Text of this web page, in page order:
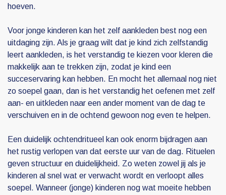
hoeven.
Voor jonge kinderen kan het zelf aankleden best nog een
uitdaging zijn. Als je graag wilt dat je kind zich zelfstandig
leert aankleden, is het verstandig te kiezen voor kleren die
makkelijk aan te trekken zijn, zodat je kind een
succeservaring kan hebben. En mocht het allemaal nog niet
zo soepel gaan, dan is het verstandig het oefenen met zelf
aan- en uitkleden naar een ander moment van de dag te
verschuiven en in de ochtend gewoon nog even te helpen.
Een duidelijk ochtendritueel kan ook enorm bijdragen aan
het rustig verlopen van dat eerste uur van de dag. Rituelen
geven structuur en duidelijkheid. Zo weten zowel jij als je
kinderen al snel wat er verwacht wordt en verloopt alles
soepel. Wanneer (jonge) kinderen nog wat moeite hebben